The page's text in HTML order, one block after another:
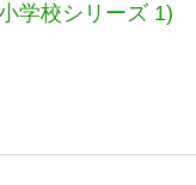
学校シリーズ 1)